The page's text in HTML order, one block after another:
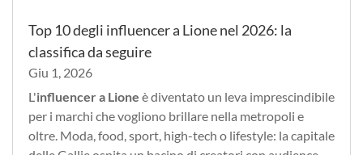
Top 10 degli influencer a Lione nel 2026: la
classifica da seguire
Giu 1, 2026
L'influencer a Lione è diventato un leva imprescindibile
per i marchi che vogliono brillare nella metropoli e
oltre. Moda, food, sport, high-tech o lifestyle: la capitale